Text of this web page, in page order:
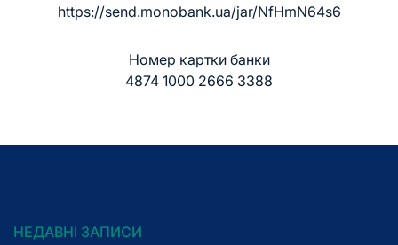
https://send.monobank.ua/jar/NfHmN64s6
Номер картки банки
4874 1000 2666 3388
НЕДАВНІ ЗАПИСИ